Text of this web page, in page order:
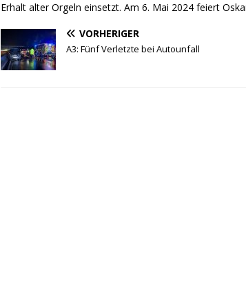
Erhalt alter Orgeln einsetzt. Am 6. Mai 2024 feiert
VORHERIGER
A3: Fünf Verletzte bei Autounfall